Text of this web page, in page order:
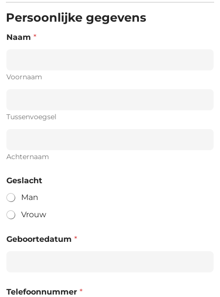
Persoonlijke gegevens
Naam *
Voornaam
Tussenvoegsel
Achternaam
Geslacht
Man
Vrouw
Geboortedatum *
Telefoonnummer *